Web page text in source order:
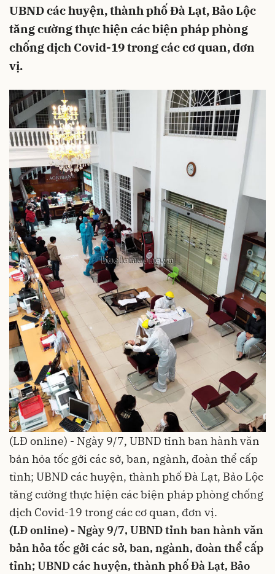
UBND các huyện, thành phố Đà Lạt, Bảo Lộc
tăng cường thực hiện các biện pháp phòng
chống dịch Covid-19 trong các cơ quan, đơn
vị.
(LĐ online) - Ngày 9/7, UBND tỉnh ban hành văn
bản hỏa tốc gởi các sở, ban, ngành, đoàn thể cấp
tỉnh; UBND các huyện, thành phố Đà Lạt, Bảo Lộc
tăng cường thực hiện các biện pháp phòng chống
dịch Covid-19 trong các cơ quan, đơn vị.
(LĐ online) - Ngày 9/7, UBND tỉnh ban hành văn
bản hỏa tốc gởi các sở, ban, ngành, đoàn thể cấp
tỉnh; UBND các huyện, thành phố Đà Lạt, Bảo